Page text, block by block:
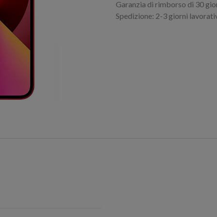
Garanzia di rimborso di 30
Spedizione: 2-3 giorni